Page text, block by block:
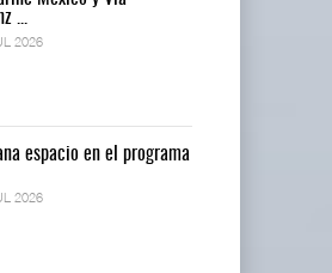
...
2026
espacio en el programa
2026